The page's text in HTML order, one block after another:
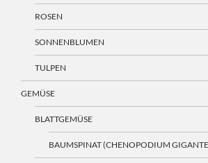
ROSEN
SONNENBLUMEN
TULPEN
GEMÜSE
BLATTGEMÜSE
BAUMSPINAT (CHENOPODIUM